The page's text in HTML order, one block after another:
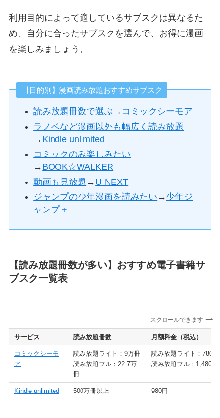
利用目的によって適しているサブスクは異なるた
め、自分に合ったサブスクを選んで、お得に漫画
を楽しみましょう。
【目的別】漫画読み放題おすすめサブスク
読み放題冊数で選ぶ → コミックシーモア
ラノベなど漫画以外も幅広く読み放題
→ Kindle unlimited
コミックのみ楽しみたい
→ BOOK☆WALKER
動画も見放題 → U-NEXT
ジャンプの少年漫画を読みたい → 少年ジ
ャンプ＋
【読み放題冊数が多い】おすすめ電子書籍サ
ブスク一覧表
スクロールできます
サービス 読み放題冊数 月額料金（税込）
コミックシーモ
ア
読み放題ライト：9万冊
読み放題フル：22.7万
冊
読み放題ライト：780円
読み放題フル：1,480円
Kindle unlimited 500万冊以上 980円